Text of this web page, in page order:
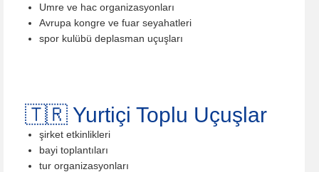
Umre ve hac organizasyonları
Avrupa kongre ve fuar seyahatleri
spor kulübü deplasman uçuşları
🇹🇷 Yurtiçi Toplu Uçuşlar
şirket etkinlikleri
bayi toplantıları
tur organizasyonları